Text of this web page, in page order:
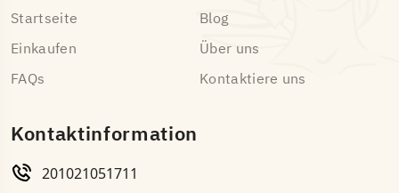
Startseite
Blog
Einkaufen
Über uns
FAQs
Kontaktiere uns
Kontaktinformation
201021051711